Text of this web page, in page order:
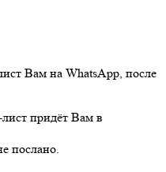
Вам на WhatsApp, после
придёт Вам в
послано.